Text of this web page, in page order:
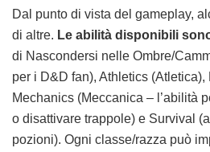
Dal punto di vista del gameplay,
di altre. Le abilità disponibili
di Nascondersi nelle Ombre/
per i D&D fan), Athletics
Mechanics (Meccanica – l’abilità
o disattivare trappole) e Survival
pozioni). Ogni classe/razza può